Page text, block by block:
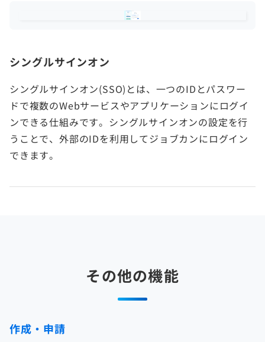
シングルサインオン
シングルサインオン(SSO)とは、一つのIDとパスワー
ドで複数のWebサービスやアプリケーションにログイ
ンできる仕組みです。シングルサインオンの設定を行
うことで、外部のIDを利用してジョブカンにログイン
できます。
その他の機能
作成・申請